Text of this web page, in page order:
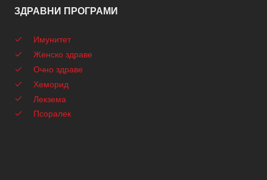
ЗДРАВНИ ПРОГРАМИ
Имунитет
Женско здраве
Очно здраве
Хеморид
Лекзема
Псоралек